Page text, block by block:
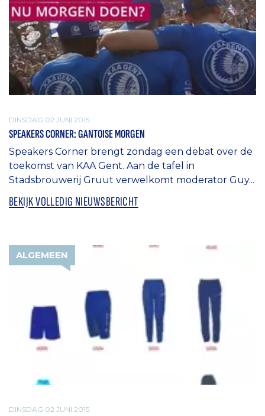
DINSDAG 02 JUNI 2015
SPEAKERS CORNER: GANTOISE MORGEN
Speakers Corner brengt zondag een debat over de
toekomst van KAA Gent. Aan de tafel in
Stadsbrouwerij Gruut verwelkomt moderator Guy...
BEKIJK VOLLEDIG NIEUWSBERICHT
ALGEMEEN
DINSDAG 02 JUNI 2015